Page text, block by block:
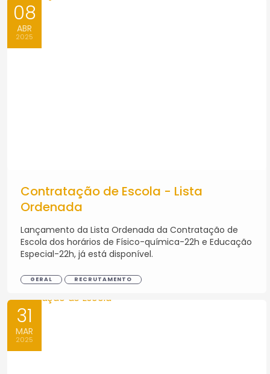
08
ABR
2025
Contratação de Escola - Lista
Ordenada
Lançamento da Lista Ordenada da Contratação de
Escola dos horários de Físico-química-22h e Educação
Especial-22h, já está disponível.
GERAL RECRUTAMENTO
31
MAR
2025